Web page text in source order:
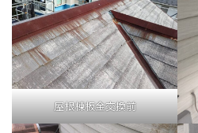
屋根棟板金交換前